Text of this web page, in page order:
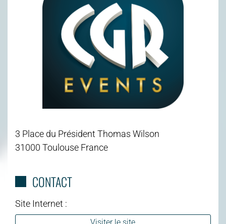
3 Place du Président Thomas Wilson
31000 Toulouse France
CONTACT
Site Internet :